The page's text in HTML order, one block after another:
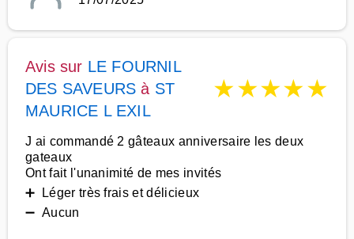
Avis sur LE FOURNIL
DES SAVEURS à ST
MAURICE L EXIL
★★★★★
J ai commandé 2 gâteaux anniversaire les deux
gateaux
Ont fait l'unanimité de mes invités
➕ Léger très frais et délicieux
➖ Aucun